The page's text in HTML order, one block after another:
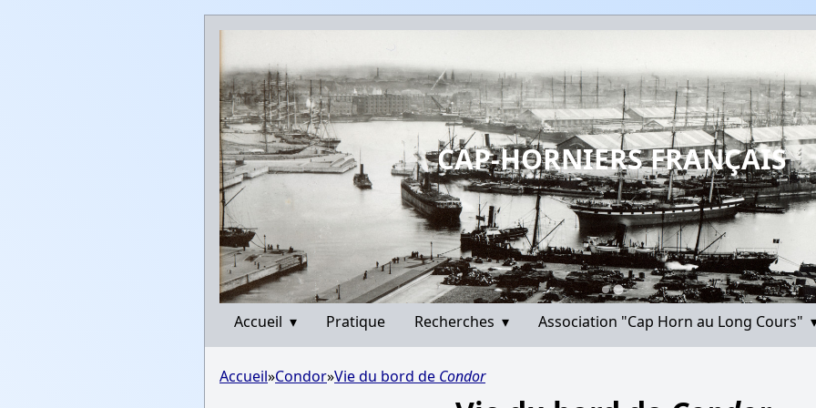
CAP-HORNIERS FRANÇAIS
Accueil ▾ Pratique Recherches ▾ Association "Cap Horn au Long Cours"
Accueil»Condor»Vie du bord de Condor